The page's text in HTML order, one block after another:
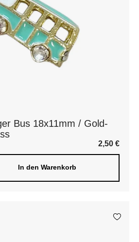
Bus 18x11mm / Gold-
2,50 €
In den Warenkorb